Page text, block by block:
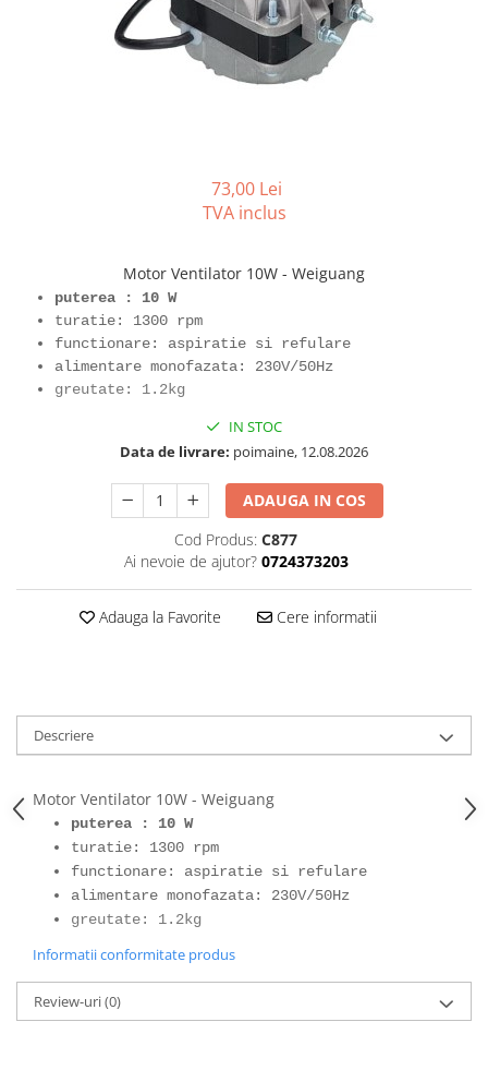
REZISTENTE DIGIVRARE
REZISTENTE SILICONICE
Compresoare Cubigel R134a
Compresoare Cubigel R404a
VAPORIZATOARE LU-VE
73,00 Lei
TVA inclus
Motor Ventilator 10W - Weiguang
puterea : 10 W
turatie: 1300 rpm
functionare: aspiratie si refulare
alimentare monofazata: 230V/50Hz
greutate: 1.2kg
IN STOC
Data de livrare: poimaine, 12.08.2026
ADAUGA IN COS
Cod Produs: C877
Ai nevoie de ajutor? 0724373203
Adauga la Favorite Cere informatii
Descriere
Motor Ventilator 10W - Weiguang
puterea : 10 W
turatie: 1300 rpm
functionare: aspiratie si refulare
alimentare monofazata: 230V/50Hz
greutate: 1.2kg
Informatii conformitate produs
Review-uri(0)